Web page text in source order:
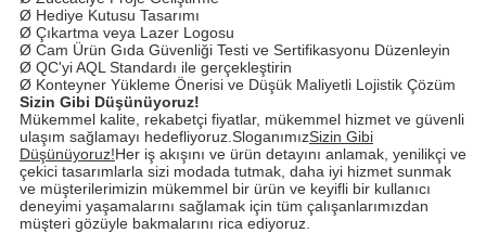
Ø Hediye Kutusu Tasarımı
Ø Çıkartma veya Lazer Logosu
Ø Cam Ürün Gıda Güvenliği Testi ve Sertifikasyonu Düzenleyin
Ø QC'yi AQL Standardı ile gerçekleştirin
Ø Konteyner Yükleme Önerisi ve Düşük Maliyetli Lojistik Çözüm
Sizin Gibi Düşünüyoruz!
Mükemmel kalite, rekabetçi fiyatlar, mükemmel hizmet ve güvenli
ulaşım sağlamayı hedefliyoruz.SloganımızSizin Gibi
Düşünüyoruz!Her iş akışını ve ürün detayını anlamak, yenilikçi ve
çekici tasarımlarla sizi modada tutmak, daha iyi hizmet sunmak
ve müşterilerimizin mükemmel bir ürün ve keyifli bir kullanıcı
deneyimi yaşamalarını sağlamak için tüm çalışanlarımızdan
müşteri gözüyle bakmalarını rica ediyoruz.